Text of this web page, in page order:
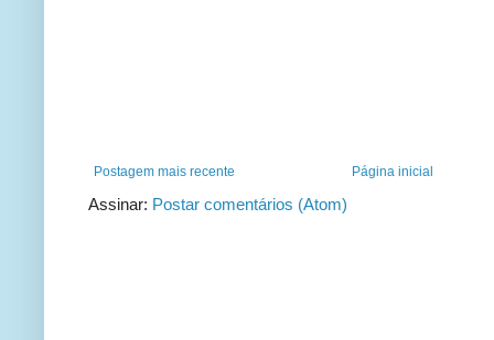
Postagem mais recente Página inicial
Assinar: Postar comentários (Atom)